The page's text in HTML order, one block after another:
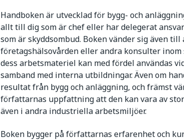
Handboken är utvecklad för bygg- och
allt till dig som är chef eller har delegerat
som är skyddsombud. Boken vänder sig även
företagshälsovården eller andra konsulter
dess arbetsmateriel kan med fördel användas
samband med interna utbildningar. Även om
resultat från bygg och anläggning, och främst
författarnas uppfattning att den kan vara av
även i andra industriella arbetsmiljöer.
Boken bygger på författarnas erfarenhet och